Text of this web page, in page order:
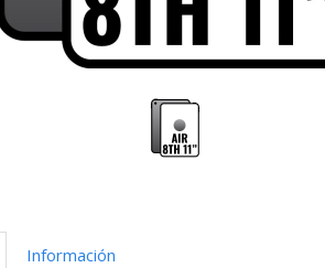
Información